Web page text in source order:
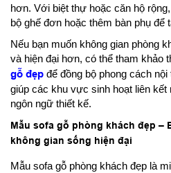
hơn. Với biệt thự hoặc căn hộ
bộ ghế đơn hoặc thêm bàn phụ để
Nếu bạn muốn không gian phòng
và hiện đại hơn, có thể tham khảo
gỗ đẹp để đồng bộ phong cách nội
giúp các khu vực sinh hoạt liên kết
ngôn ngữ thiết kế.
Mẫu sofa gỗ phòng khách đẹp –
không gian sống hiện đại
Mẫu sofa gỗ phòng khách đẹp là